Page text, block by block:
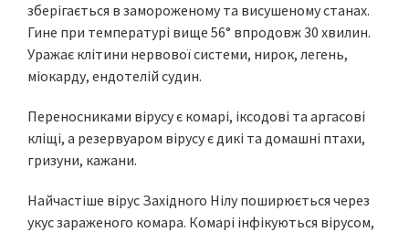
зберігається в замороженому та висушеному станах.
Гине при температурі вище 56° впродовж 30 хвилин.
Уражає клітини нервової системи, нирок, легень,
міокарду, ендотелій судин.
Переносниками вірусу є комарі, іксодові та аргасові
кліщі, а резервуаром вірусу є дикі та домашні птахи,
гризуни, кажани.
Найчастіше вірус Західного Нілу поширюється через
укус зараженого комара. Комарі інфікуються вірусом,